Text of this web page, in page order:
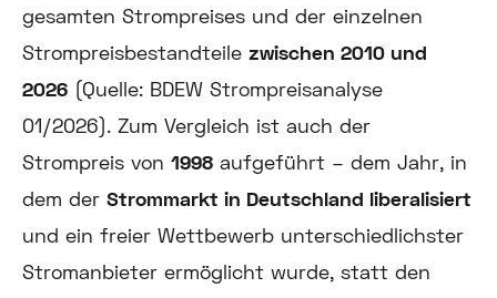
gesamten Strompreises und der einzelnen
Strompreisbestandteile zwischen 2010 und
2026 (Quelle: BDEW Strompreisanalyse
01/2026). Zum Vergleich ist auch der
Strompreis von 1998 aufgeführt – dem Jahr, in
dem der Strommarkt in Deutschland liberalisiert
und ein freier Wettbewerb unterschiedlichster
Stromanbieter ermöglicht wurde, statt den